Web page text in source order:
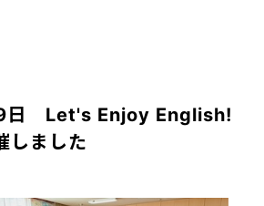
日 Let's Enjoy English!
しました